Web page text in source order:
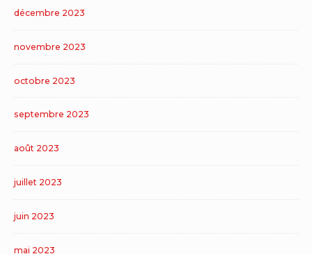
décembre 2023
novembre 2023
octobre 2023
septembre 2023
août 2023
juillet 2023
juin 2023
mai 2023